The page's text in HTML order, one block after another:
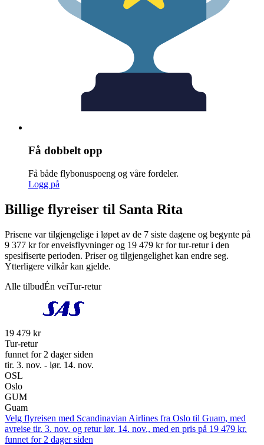
Få dobbelt opp
Få både flybonuspoeng og våre fordeler.
Logg på
Billige flyreiser til Santa Rita
Prisene var tilgjengelige i løpet av de 7 siste dagene og begynte på
9 377 kr for enveisflyvninger og 19 479 kr for tur-retur i den
spesifiserte perioden. Priser og tilgjengelighet kan endre seg.
Ytterligere vilkår kan gjelde.
Alle tilbudÉn veiTur-retur
19 479 kr
Tur-retur
funnet for 2 dager siden
tir. 3. nov. - lør. 14. nov.
OSL
Oslo
GUM
Guam
Velg flyreisen med Scandinavian Airlines fra Oslo til Guam, med
avreise tir. 3. nov. og retur lør. 14. nov., med en pris på 19 479 kr.
funnet for 2 dager siden